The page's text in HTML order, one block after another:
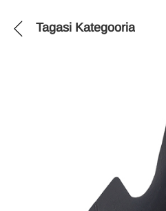
Tagasi Kategooria